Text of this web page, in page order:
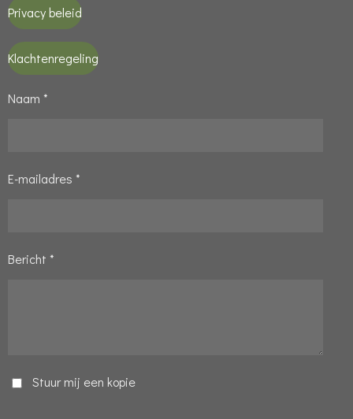
Privacy beleid
Klachtenregeling
Naam *
E-mailadres *
Bericht *
Stuur mij een kopie